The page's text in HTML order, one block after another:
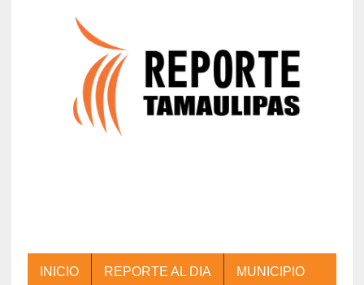
INICIO REPORTE AL DIA MUNICIPIO